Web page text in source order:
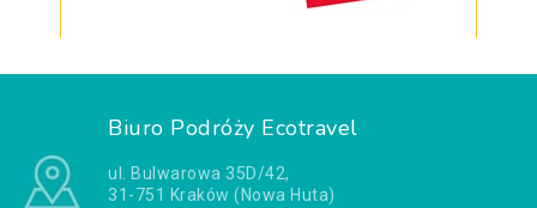
Biuro Podróży Ecotravel
ul. Bulwarowa 35D/42,
31-751 Kraków (Nowa Huta)